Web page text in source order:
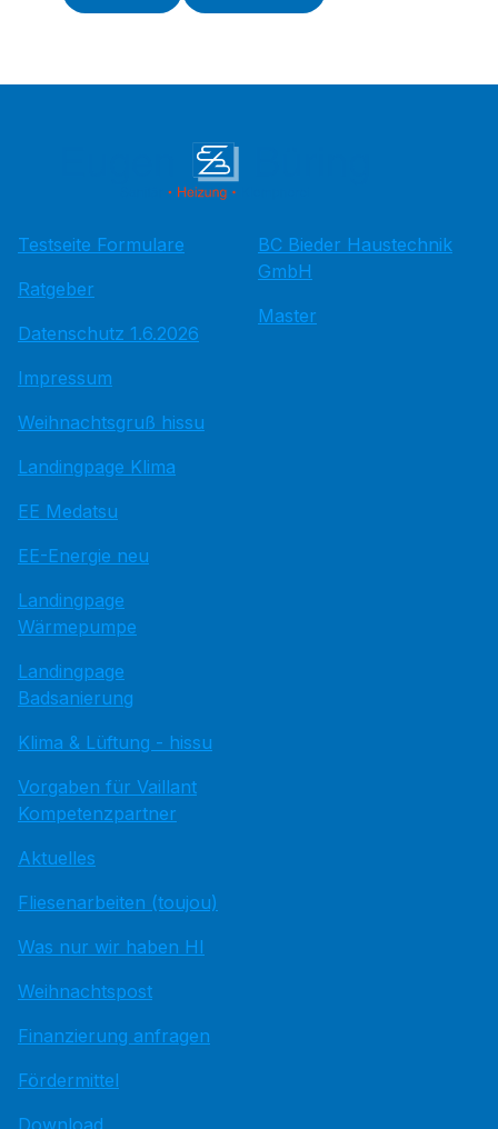
Testseite Formulare
Ratgeber
Datenschutz 1.6.2026
Impressum
Weihnachtsgruß hissu
Landingpage Klima
EE Medatsu
EE-Energie neu
Landingpage
Wärmepumpe
Landingpage
Badsanierung
Klima & Lüftung - hissu
Vorgaben für Vaillant
Kompetenzpartner
Aktuelles
Fliesenarbeiten (toujou)
Was nur wir haben HI
Weihnachtspost
Finanzierung anfragen
Fördermittel
Download
BC Bieder Haustechnik
GmbH
Master